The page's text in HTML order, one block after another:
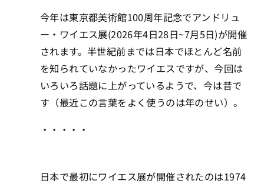
今年は東京都美術館100周年記念でアンドリュ
ー・ワイエス展(2026年4日28日~7月5日)が開催
されます。半世紀前までは日本でほとんど名前
を知られていなかったワイエスですが、今回は
いろいろ話題に上がっているようで、今は昔で
す（最近この言葉をよく使うのは年のせい）。
・・・・・
日本で最初にワイエス展が開催されたのは1974